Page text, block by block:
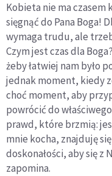
Kobieta nie ma czasem
sięgnąć do Pana Boga!
wymaga trudu, ale
Czym jest czas dla
żeby łatwiej nam było
jednak moment, kiedy
choć moment, aby
powrócić do
prawd, które brzmią:
mnie kocha, znajduję
doskonałości, aby się z
zapomina.